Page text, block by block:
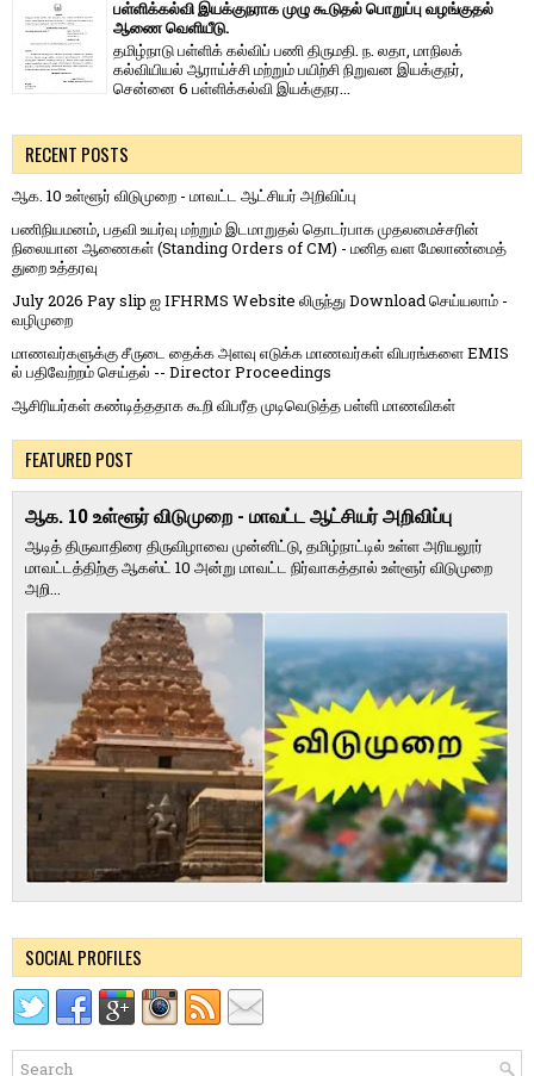
பள்ளிக்கல்வி இயக்குநராக முழு கூடுதல் பொறுப்பு வழங்குதல்
ஆணை வெளியீடு.
தமிழ்நாடு பள்ளிக் கல்விப் பணி திருமதி. ந. லதா, மாநிலக்
கல்வியியல் ஆராய்ச்சி மற்றும் பயிற்சி நிறுவன இயக்குநர்,
சென்னை 6 பள்ளிக்கல்வி இயக்குநர...
RECENT POSTS
ஆக. 10 உள்ளூர் விடுமுறை - மாவட்ட ஆட்சியர் அறிவிப்பு
பணிநியமனம், பதவி உயர்வு மற்றும் இடமாறுதல் தொடர்பாக முதலமைச்சரின்
நிலையான ஆணைகள் (Standing Orders of CM) - மனித வள மேலாண்மைத்
துறை உத்தரவு
July 2026 Pay slip ஐ IFHRMS Website லிருந்து Download செய்யலாம் -
வழிமுறை
மாணவர்களுக்கு சீருடை தைக்க அளவு எடுக்க மாணவர்கள் விபரங்களை EMIS
ல் பதிவேற்றம் செய்தல் -- Director Proceedings
ஆசிரியர்கள் கண்டித்ததாக கூறி விபரீத முடிவெடுத்த பள்ளி மாணவிகள்
FEATURED POST
ஆக. 10 உள்ளூர் விடுமுறை - மாவட்ட ஆட்சியர் அறிவிப்பு
ஆடித் திருவாதிரை திருவிழாவை முன்னிட்டு, தமிழ்நாட்டில் உள்ள அரியலூர்
மாவட்டத்திற்கு ஆகஸ்ட் 10 அன்று மாவட்ட நிர்வாகத்தால் உள்ளூர் விடுமுறை
அறி...
SOCIAL PROFILES